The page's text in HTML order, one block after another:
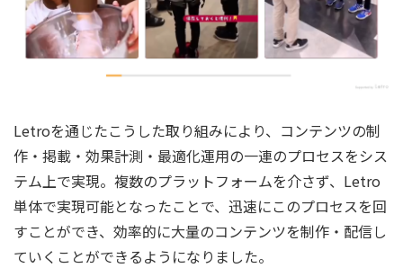
Letroを通じたこうした取り組みにより、コンテンツの制
作・掲載・効果計測・最適化運用の一連のプロセスをシス
テム上で実現。複数のプラットフォームを介さず、Letro
単体で実現可能となったことで、迅速にこのプロセスを回
すことができ、効率的に大量のコンテンツを制作・配信し
ていくことができるようになりました。